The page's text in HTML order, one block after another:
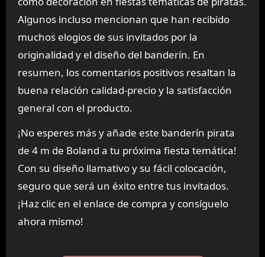
Algunos incluso mencionan que han recibido
muchos elogios de sus invitados por la
originalidad y el diseño del banderín. En
resumen, los comentarios positivos resaltan la
buena relación calidad-precio y la satisfacción
general con el producto.
¡No esperes más y añade este banderín pirata
de 4 m de Boland a tu próxima fiesta temática!
Con su diseño llamativo y su fácil colocación,
seguro que será un éxito entre tus invitados.
¡Haz clic en el enlace de compra y consíguelo
ahora mismo!